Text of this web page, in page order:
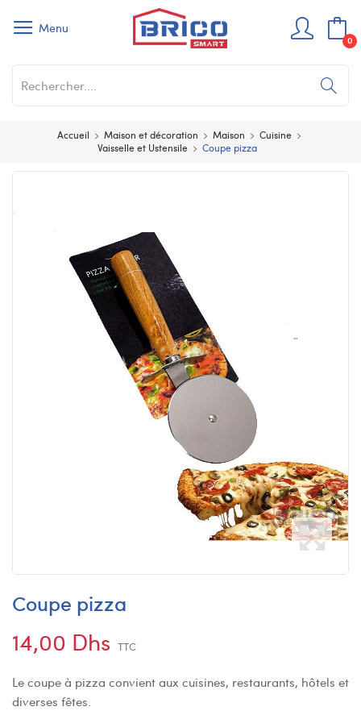
Menu
0
Accueil Maison et décoration Maison
Cuisine
Vaisselle et Ustensile
Coupe pizza
Coupe pizza
14,00 Dhs TTC
Le coupe à pizza convient aux cuisines, restaurants, hôtels et
diverses fêtes.